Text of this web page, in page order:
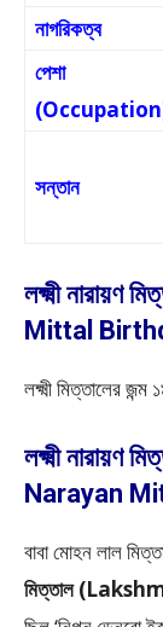
নাগরিকত্ব
পেশা
সন্তান
লক্ষ্মী
Mittal
লক্ষ্মী মিত্তালের
লক্ষ্মী নারায়ণ
Narayan
বাবা মোহন লাল
মিত্তাল